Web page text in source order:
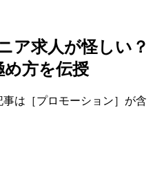
ア求人が怪しい？
方を伝授
は［プロモーション］が含